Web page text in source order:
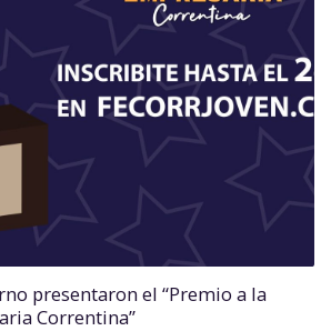
presentaron el “Premio a la
Correntina”